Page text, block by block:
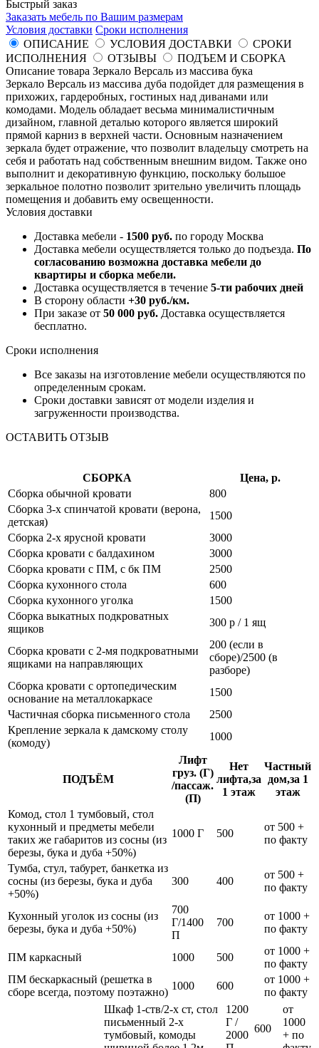
Быстрый заказ
Заказать мебель по Вашим размерам
Условия доставки Сроки исполнения
ОПИСАНИЕ
УСЛОВИЯ ДОСТАВКИ
СРОКИ
ИСПОЛНЕНИЯ
ОТЗЫВЫ
ПОДЪЕМ И СБОРКА
Описание товара Зеркало Версаль из массива бука
Зеркало Версаль из массива дуба подойдет для размещения в
прихожих, гардеробных, гостиных над диванами или
комодами. Модель обладает весьма минималистичным
дизайном, главной деталью которого является широкий
прямой карниз в верхней части. Основным назначением
зеркала будет отражение, что позволит владельцу смотреть на
себя и работать над собственным внешним видом. Также оно
выполнит и декоративную функцию, поскольку большое
зеркальное полотно позволит зрительно увеличить площадь
помещения и добавить ему освещенности.
Условия доставки
Доставка мебели - 1500 руб. по городу Москва
Доставка мебели осуществляется только до подъезда. По
согласованию возможна доставка мебели до
квартиры и сборка мебели.
Доставка осуществляется в течение 5-ти рабочих дней
В сторону области +30 руб./км.
При заказе от 50 000 руб. Доставка осуществляется
бесплатно.
Сроки исполнения
Все заказы на изготовление мебели осуществляются по
определенным срокам.
Сроки доставки зависят от модели изделия и
загруженности производства.
ОСТАВИТЬ ОТЗЫВ
СБОРКА
Цена, р.
Сборка обычной кровати
800
Сборка 3-х спинчатой кровати (верона,
детская)
1500
Сборка 2-х ярусной кровати
3000
Сборка кровати с балдахином
3000
Сборка кровати с ПМ, с бк ПМ
2500
Сборка кухонного стола
600
Сборка кухонного уголка
1500
Сборка выкатных подкроватных
ящиков
300 р / 1 ящ
Сборка кровати с 2-мя подкроватными
ящиками на направляющих
200 (если в
сборе)/2500 (в
разборе)
Сборка кровати с ортопедическим
основание на металлокаркасе
1500
Частичная сборка письменного стола
2500
Крепление зеркала к дамскому столу
(комоду)
1000
ПОДЪЁМ
Лифт
груз. (Г)
/пассаж.
(П)
Нет
лифта,за
1 этаж
Частный
дом,за 1
этаж
Комод, стол 1 тумбовый, стол
кухонный и предметы мебели
таких же габаритов из сосны (из
березы, бука и дуба +50%)
1000 Г 500
от 500 +
по факту
Тумба, стул, табурет, банкетка из
сосны (из березы, бука и дуба
+50%)
300 400
от 500 +
по факту
Кухонный уголок из сосны (из
березы, бука и дуба +50%)
700
Г/1400
П
700
от 1000 +
по факту
ПМ каркасный 1000 500
от 1000 +
по факту
ПМ бескаркасный (решетка в
сборе всегда, поэтому поэтажно)
1000 600
от 1000 +
по факту
Шкаф 1-ств/2-х ст, стол
письменный 2-х
тумбовый, комоды
1200
Г /
2000
600
от
1000
+ по